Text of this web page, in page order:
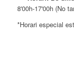
8'00h-17'00h (No
*Horari especial